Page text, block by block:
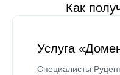
Как
Услуга
Специалисты